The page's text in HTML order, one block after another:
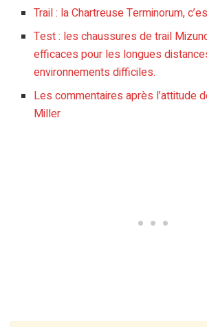
Trail : la Chartreuse Terminorum,
Test : les chaussures de trail
efficaces pour les longues
environnements difficiles.
Les commentaires après l’attitude
Miller